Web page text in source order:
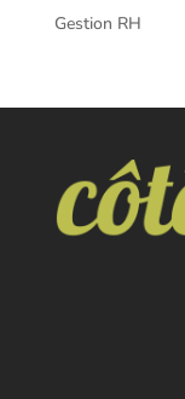
Gestion RH